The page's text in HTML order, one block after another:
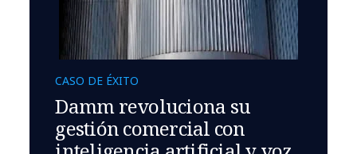
CASO DE ÉXITO
Damm revoluciona su
gestión comercial con